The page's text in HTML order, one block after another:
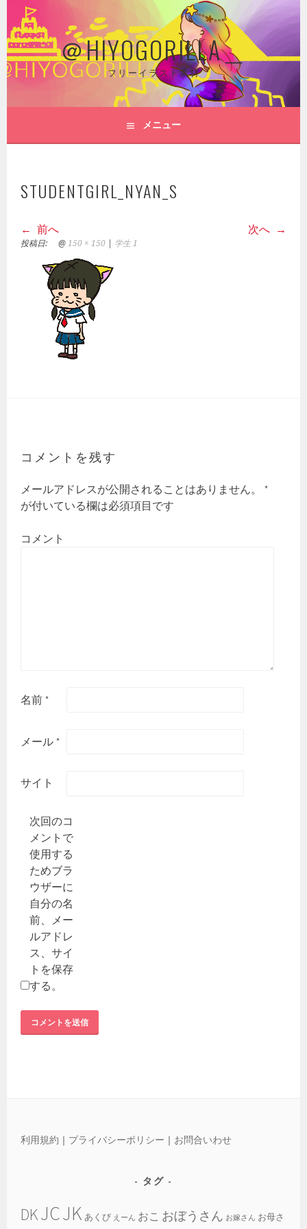
ン
テ
ン
ツ
ス
ッ
＠HIYOGORILLA＿
フリーイラスト素材
メニュー
STUDENTGIRL_NYAN_S
前へ 次へ
投稿日: @150 × 150 学生 1
コメントを残す
メールアドレスが公開されることはありません。
*
が付いている欄は必須項目です
コメント
名前 *
メール *
サイト
次回のコ
メントで
使用する
ためブラ
ウザーに
自分の名
前、メー
ルアドレ
ス、サイ
トを保存
する。
利用規約 ｜ プライバシーポリシー ｜ お問合いわせ
タグ
DKJCJK あくび えーん おこ おぼうさん お嫁さん お母さ